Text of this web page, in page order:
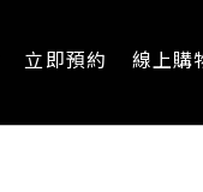
立即預約 線上購